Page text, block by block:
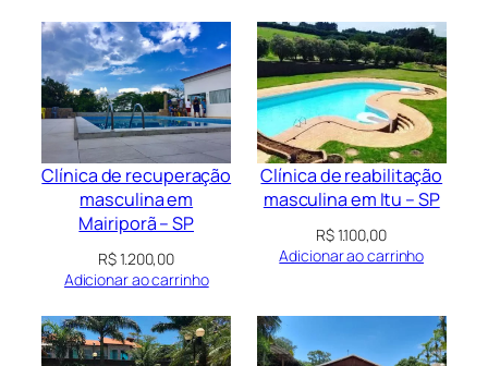
Clínica de recuperação
masculina em
Mairiporã – SP
R$1.200,00
Adicionar ao carrinho
Clínica de reabilitação
masculina em Itu – SP
R$1.100,00
Adicionar ao carrinho